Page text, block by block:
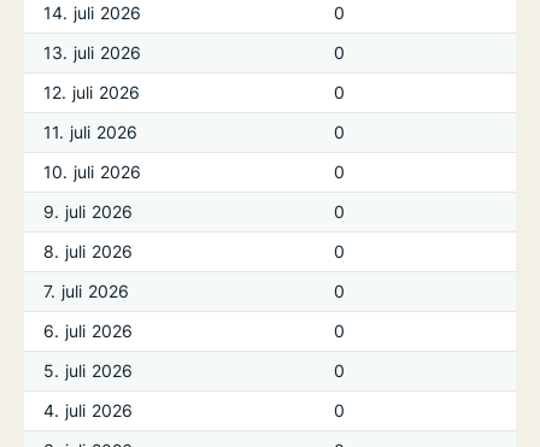
14. juli 2026
0
13. juli 2026
0
12. juli 2026
0
11. juli 2026
0
10. juli 2026
0
9. juli 2026
0
8. juli 2026
0
7. juli 2026
0
6. juli 2026
0
5. juli 2026
0
4. juli 2026
0